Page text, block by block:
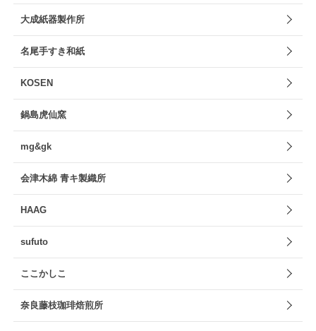
大成紙器製作所
名尾手すき和紙
KOSEN
鍋島虎仙窯
mg&gk
会津木綿 青キ製織所
HAAG
sufuto
ここかしこ
奈良藤枝珈琲焙煎所